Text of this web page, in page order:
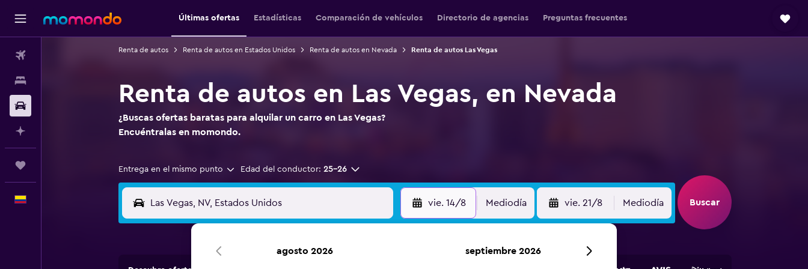
Últimas ofertas Estadísticas Comparación de vehículos Directorio de agencias Preguntas frecuentes
Renta de autos Renta de autos en Estados Unidos Renta de autos en Nevada Renta de autos Las Vegas
Renta de autos en Las Vegas, en Nevada
¿Buscas ofertas baratas para alquilar un carro en Las Vegas?
Encuéntralas en momondo.
Entrega en el mismo punto Edad del conductor: 25-26
vie. 14/8 Mediodía vie. 21/8 Mediodía Buscar
agosto 2026 septiembre 2026